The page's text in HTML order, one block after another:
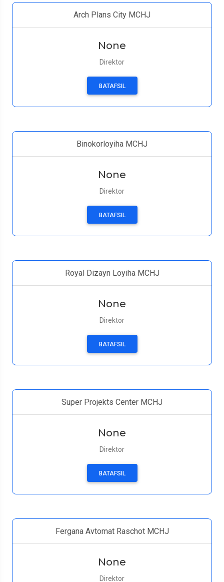
Arch Plans City MCHJ
None
Direktor
BATAFSIL
Binokorloyiha MCHJ
None
Direktor
BATAFSIL
Royal Dizayn Loyiha MCHJ
None
Direktor
BATAFSIL
Super Projekts Center MCHJ
None
Direktor
BATAFSIL
Fergana Avtomat Raschot MCHJ
None
Direktor